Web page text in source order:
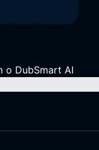
o DubSmart AI